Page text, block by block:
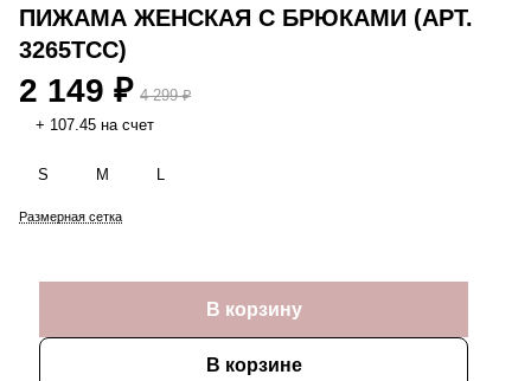
ПИЖАМА ЖЕНСКАЯ С БРЮКАМИ (АРТ.
3265TCC)
2 149 ₽ 4 299 ₽
+ 107.45 на счет
S M L
Размерная сетка
В корзину
В корзине